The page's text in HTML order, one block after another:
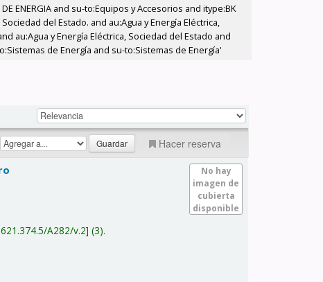
ENERGIA and su-to:Equipos y Accesorios and itype:BK
del Estado. and au:Agua y Energía Eléctrica,
au:Agua y Energía Eléctrica, Sociedad del Estado and
de Energía and su-to:Sistemas de Energía'
Hacer reserva
No hay
imagen de
cubierta
disponible
621.374.5/A282/v.2 (3).